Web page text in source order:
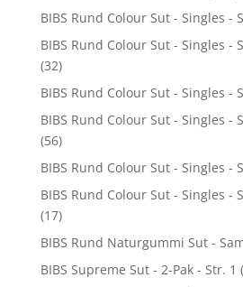
BIBS Rund Colour Sut - Singles -
BIBS Rund Colour Sut - Singles -
(32)
BIBS Rund Colour Sut - Singles -
BIBS Rund Colour Sut - Singles -
(56)
BIBS Rund Colour Sut - Singles -
BIBS Rund Colour Sut - Singles -
(17)
BIBS Rund Naturgummi Sut -
BIBS Supreme Sut - 2-Pak - Str. 1